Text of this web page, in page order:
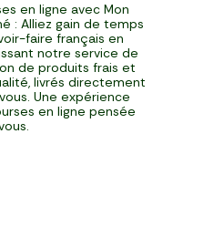
en ligne avec Mon
: Alliez gain de temps
faire français en
notre service de
de produits frais et
livrés directement
Une expérience
en ligne pensée